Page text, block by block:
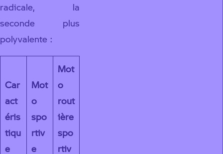
radicale, la
seconde plus
polyvalente :
Car
act
éris
tiqu
e
Mot
o
spo
rtiv
e
Mot
o
rout
ière
spo
rtiv